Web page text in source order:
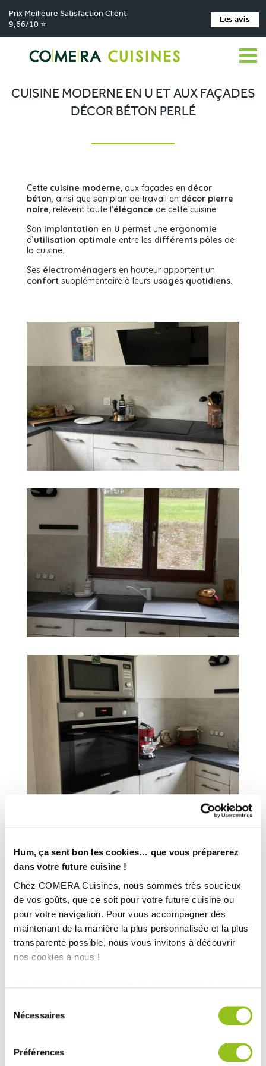
Hum, ça sent bon les cookies… que vous préparerez
dans votre future cuisine !
Chez COMERA Cuisines, nous sommes très soucieux
de vos goûts, que ce soit pour votre future cuisine ou
pour votre navigation. Pour vous accompagner dès
maintenant de la manière la plus personnalisée et la plus
transparente possible, nous vous invitons à découvrir
nos cookies à nous !
médias sociaux et d'analyser notre trafic. Nous
partageons également des informations sur l'utilisation de
notre site avec nos partenaires de médias sociaux, de
publicité et d'analyse, qui peuvent combiner celles-ci
Nécessaires
Préférences
Prix Meilleure Satisfaction Client
9,66/10 ⭐
Les avis
Comera Cuisines > Nos magasins de cuisine > Cuisiniste VILLEREAL >
Réalisations > Cuisine moderne en U et aux façades décor béton perlé
CUISINE MODERNE EN U ET AUX FAÇADES
DÉCOR BÉTON PERLÉ
Cette cuisine moderne, aux façades en décor
béton, ainsi que son plan de travail en décor pierre
noire, relèvent toute l’élégance de cette cuisine.
Son implantation en U permet une ergonomie
d’utilisation optimale entre les différents pôles de
la cuisine.
Ses électroménagers en hauteur apportent un
confort supplémentaire à leurs usages quotidiens.
INFORMATIONS